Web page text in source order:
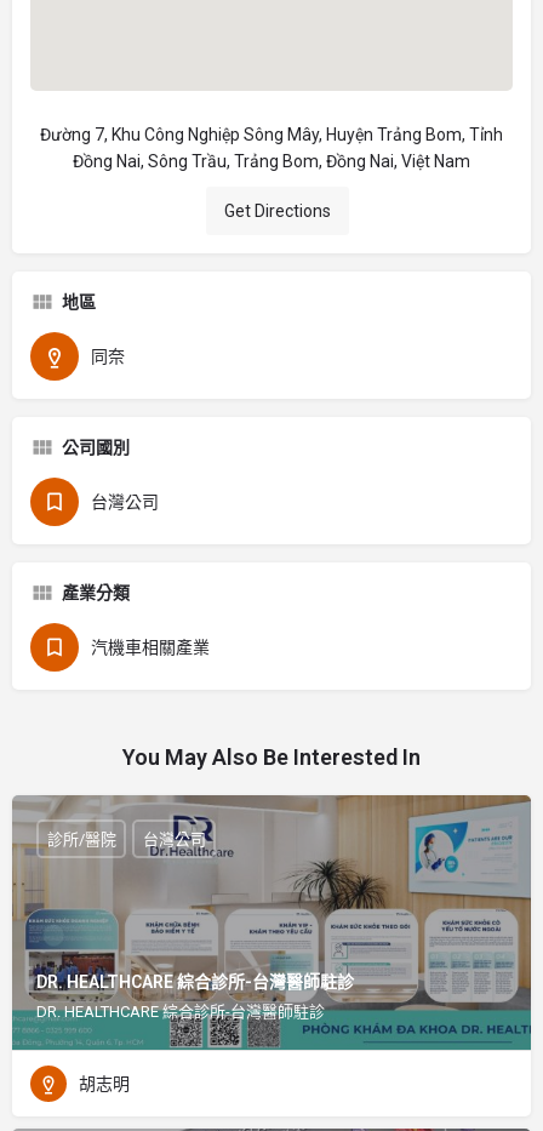
Đường 7, Khu Công Nghiệp Sông Mây, Huyện Trảng Bom, Tỉnh
Đồng Nai, Sông Trầu, Trảng Bom, Đồng Nai, Việt Nam
Get Directions
地區
同奈
公司國別
台灣公司
產業分類
汽機車相關產業
You May Also Be Interested In
DR. HEALTHCARE 綜合診所-台灣醫師駐診
DR. HEALTHCARE 綜合診所-台灣醫師駐診
診所/醫院 台灣公司
胡志明